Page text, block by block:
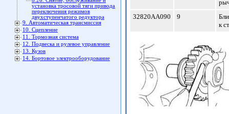
установка тросовой тяги привода
переключения режимов
двухступенчатого редуктора
9. Автоматическая трансмиссия
10. Сцепление
11. Тормозная система
12. Подвеска и рулевое управление
13. Кузов
14. Бортовое электрооборудование
32820AA090
9
к